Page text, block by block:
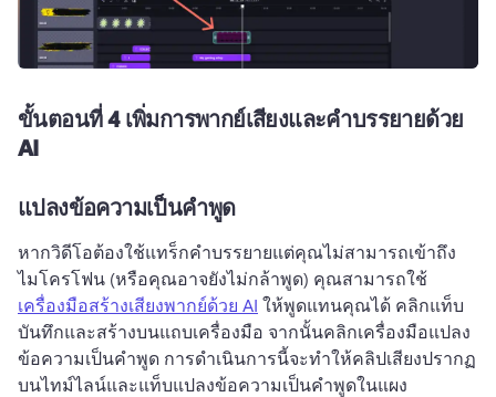
ขั้นตอนที่ 4เพิ่มการพากย์เสียงและคำบรรยายด้วย
AI
แปลงข้อความเป็นคำพูด
หากวิดีโอต้องใช้แทร็กคำบรรยายแต่คุณไม่สามารถเข้าถึง
ไมโครโฟน (หรือคุณอาจยังไม่กล้าพูด) คุณสามารถใช้
เครื่องมือสร้างเสียงพากย์ด้วย AI ให้พูดแทนคุณได้ คลิกแท็บ
บันทึกและสร้างบนแถบเครื่องมือ จากนั้นคลิกเครื่องมือแปลง
ข้อความเป็นคำพูด การดำเนินการนี้จะทำให้คลิปเสียงปรากฏ
บนไทม์ไลน์และแท็บแปลงข้อความเป็นคำพูดในแผง